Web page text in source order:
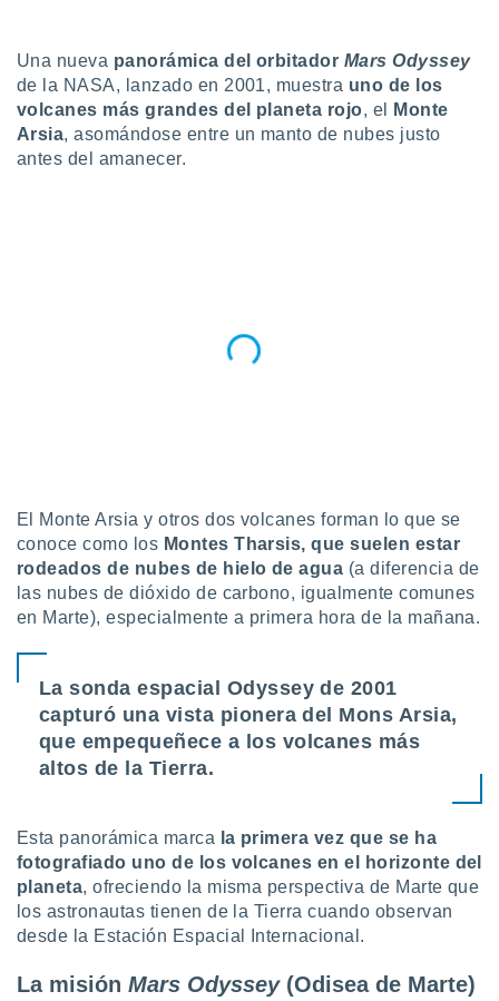
más
nuestra
y
sitio
En
de que
el sitio
para
ni para
aunque
no
Puedes
abono
Una nueva panorámica del orbitador Mars Odyssey
de la NASA, lanzado en 2001, muestra uno de los
volcanes más grandes del planeta rojo, el
Monte
Arsia, asomándose entre un manto de nubes justo
antes del amanecer.
El Monte Arsia y otros dos volcanes forman lo que se
conoce como los Montes Tharsis, que suelen estar
rodeados de nubes de hielo de agua (a diferencia de
las nubes de dióxido de carbono, igualmente comunes
en Marte), especialmente a primera hora de la mañana.
La sonda espacial Odyssey de 2001
capturó una vista pionera del Mons Arsia,
que empequeñece a los volcanes más
altos de la Tierra.
Esta panorámica marca la primera vez que se ha
fotografiado uno de los volcanes en el horizonte del
planeta, ofreciendo la misma perspectiva de Marte que
los astronautas tienen de la Tierra cuando observan
desde la Estación Espacial Internacional.
La misión Mars Odyssey(Odisea de Marte)